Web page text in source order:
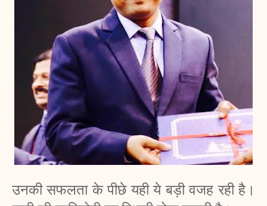
उनकी सफलता के पीछे यही ये बड़ी वजह रही है।